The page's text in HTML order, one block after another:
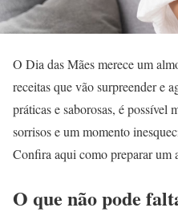
O Dia das Mães merece um
receitas que vão surpreender e
práticas e saborosas, é possível
sorrisos e um momento
Confira aqui como preparar um
O que não pode